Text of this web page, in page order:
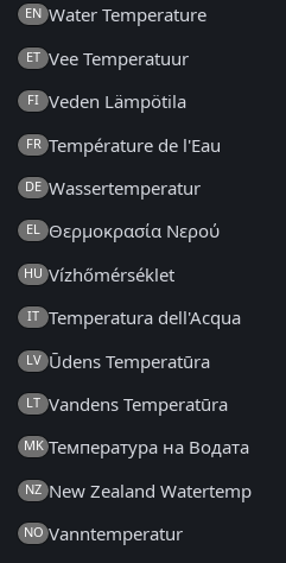
EN Water Temperature
ET Vee Temperatuur
FI Veden Lämpötila
FR Température de l'Eau
DE Wassertemperatur
EL Θερμοκρασία Νερού
HU Vízhőmérséklet
IT Temperatura dell'Acqua
LV Ūdens Temperatūra
LT Vandens Temperatūra
MK Температура на Водата
NZ New Zealand Watertemp
NO Vanntemperatur